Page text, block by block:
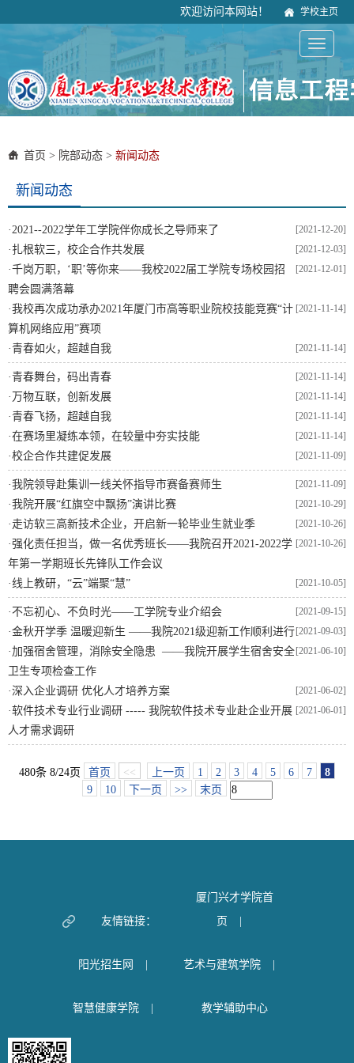
欢迎访问本网站！ 学校主页
首页 > 院部动态 > 新闻动态
新闻动态
[2021-12-20]
·2021--2022学年工学院伴你成长之导师来了
[2021-12-03]
· 扎根软三，校企合作共发展
[2021-12-01]
·千岗万职，‘职’等你来——我校2022届工学院专场校园招
聘会圆满落幕
[2021-11-14]
·我校再次成功承办2021年厦门市高等职业院校技能竞赛“计
算机网络应用”赛项
[2021-11-14]
·青春如火，超越自我
[2021-11-14]
·青春舞台，码出青春
[2021-11-14]
· 万物互联，创新发展
[2021-11-14]
·青春飞扬，超越自我
[2021-11-14]
·在赛场里凝练本领，在较量中夯实技能
[2021-11-09]
·校企合作共建促发展
[2021-11-09]
·我院领导赴集训一线关怀指导市赛备赛师生
[2021-10-29]
·我院开展“红旗空中飘扬”演讲比赛
[2021-10-26]
·走访软三高新技术企业，开启新一轮毕业生就业季
[2021-10-26]
·强化责任担当，做一名优秀班长​——我院召开2021-2022学
年第一学期班长先锋队工作会议
[2021-10-05]
·线上教研，“云”端聚“慧”
[2021-09-15]
·不忘初心、不负时光——工学院专业介绍会
[2021-09-03]
·金秋开学季 温暖迎新生 ——我院2021级迎新工作顺利进行
[2021-06-10]
·加强宿舍管理，消除安全隐患 ——我院开展学生宿舍安全
卫生专项检查工作
[2021-06-02]
·深入企业调研 优化人才培养方案
[2021-06-01]
·软件技术专业行业调研 ----- 我院软件技术专业赴企业开展
人才需求调研
480条 8/24页 首页 << 上一页 1 2 3 4 5 6 7
8
9
10 下一页 >> 末页
友情链接：
厦门兴才学院首
页
阳光招生网 艺术与建筑学院
智慧健康学院 教学辅助中心